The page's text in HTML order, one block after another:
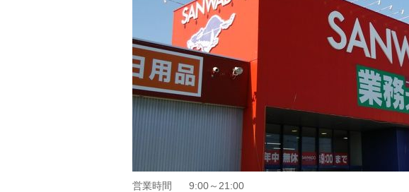
営業時間 9:00～21:00